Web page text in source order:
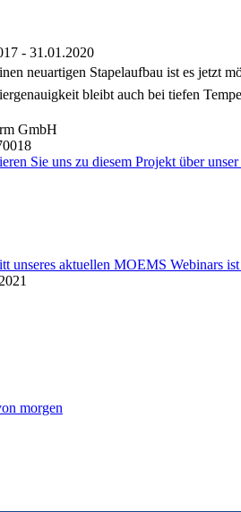
- 31.01.2020
neuartigen Stapelaufbau ist es jetzt
bleibt auch bei tiefen
GmbH
Sie uns zu diesem Projekt über
unseres aktuellen MOEMS Webinars
morgen